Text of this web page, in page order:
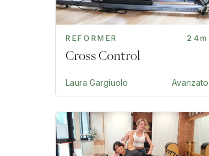
REFORMER 24m
Cross Control
Laura Gargiuolo Avanzato